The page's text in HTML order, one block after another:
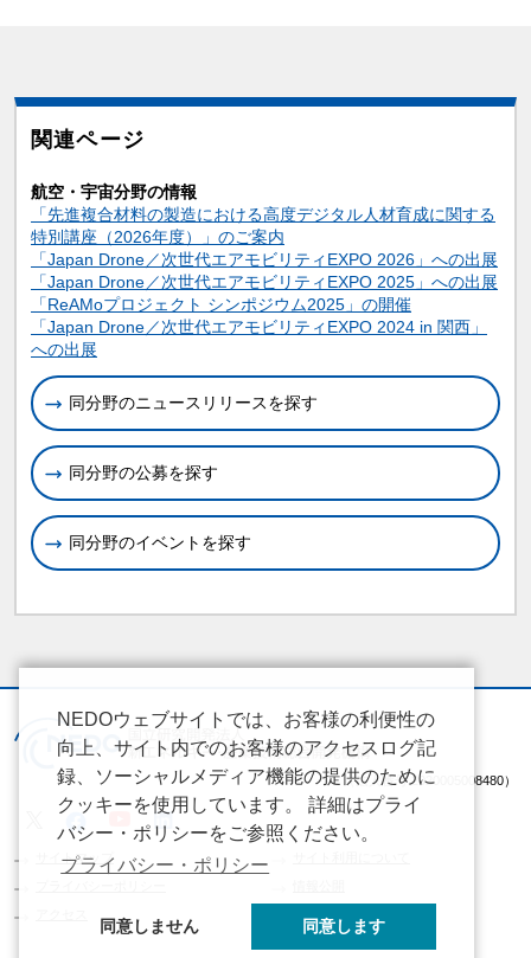
関連ページ
航空・宇宙分野の情報
「先進複合材料の製造における高度デジタル人材育成に関する
特別講座（2026年度）」のご案内
「Japan Drone／次世代エアモビリティEXPO 2026」への出展
「Japan Drone／次世代エアモビリティEXPO 2025」への出展
「ReAMoプロジェクト シンポジウム2025」の開催
「Japan Drone／次世代エアモビリティEXPO 2024 in 関西」
への出展
同分野のニュースリリースを探す
同分野の公募を探す
同分野のイベントを探す
（法人番号 2020005008480）
サイトマップ
NEDOウェブサイトでは、お客様の利便性の
向上、サイト内でのお客様のアクセスログ記
録、ソーシャルメディア機能の提供のために
クッキーを使用しています。 詳細はプライ
バシー・ポリシーをご参照ください。
プライバシー・ポリシー
同意しません 同意します